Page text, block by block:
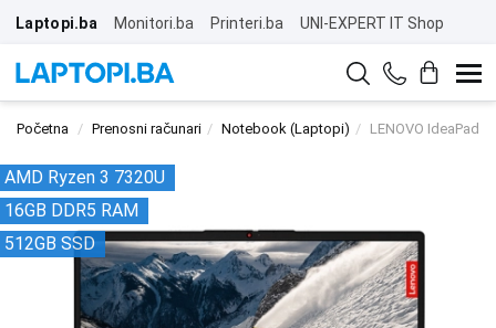
Laptopi.ba Monitori.ba Printeri.ba UNI-EXPERT IT Shop
Početna Prenosni računari Notebook (Laptopi) LENOVO IdeaPad
AMD Ryzen 3 7320U
16GB DDR5 RAM
512GB SSD